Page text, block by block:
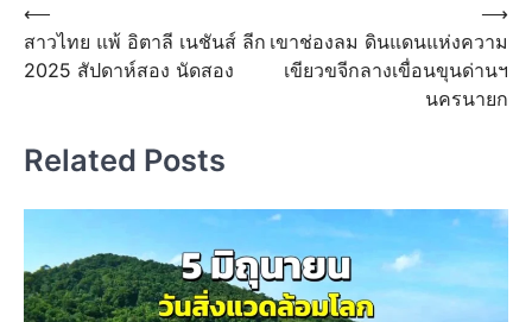
Post
navigation
⟵
สาวไทย แพ้ อิตาลี เนชันส์ ลีก
2025 สัปดาห์สอง นัดสอง
เขาช่องลม ดินแดนแห่งความ
เขียวขจีกลางเขื่อนขุนด่านฯ
นครนายก
⟶
Related Posts